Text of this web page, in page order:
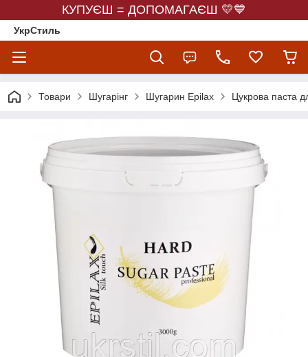
КУПУЄШ = ДОПОМАГАЄШ 💛💙
УкрСтиль
Товари Шугарінг Шугарин Epilax Цукрова паста